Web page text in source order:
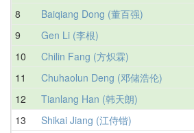
8 Baiqiang Dong (董百强)
9 Gen Li (李根)
10 Chilin Fang (方炽霖)
11 Chuhaolun Deng (邓储浩伦)
12 Tianlang Han (韩天朗)
13 Shikai Jiang (江侍锴)